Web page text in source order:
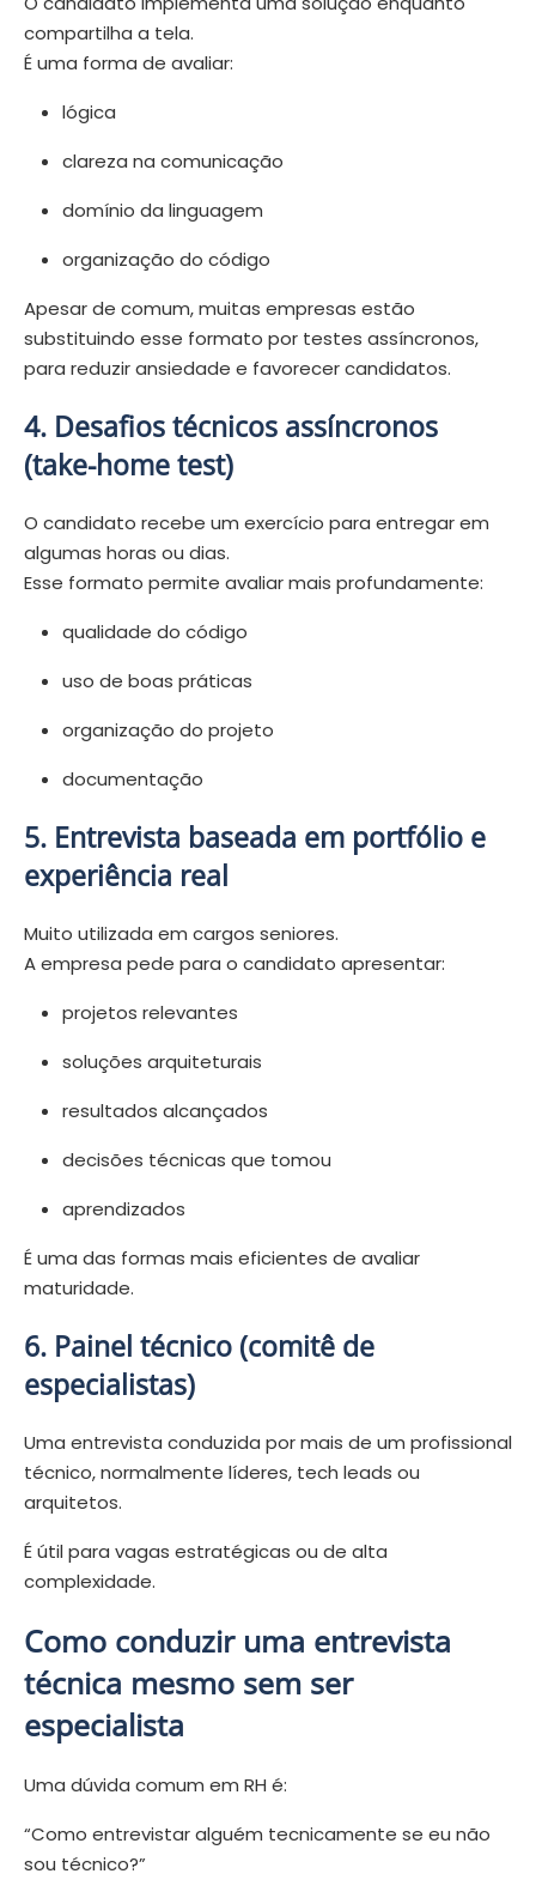
compartilha a tela.
É uma forma de avaliar:
lógica
clareza na comunicação
domínio da linguagem
organização do código
Apesar de comum, muitas empresas estão
substituindo esse formato por testes assíncronos,
para reduzir ansiedade e favorecer candidatos.
4. Desafios técnicos assíncronos
(take-home test)
O candidato recebe um exercício para entregar em
algumas horas ou dias.
Esse formato permite avaliar mais profundamente:
qualidade do código
uso de boas práticas
organização do projeto
documentação
5. Entrevista baseada em portfólio e
experiência real
Muito utilizada em cargos seniores.
A empresa pede para o candidato apresentar:
projetos relevantes
soluções arquiteturais
resultados alcançados
decisões técnicas que tomou
aprendizados
É uma das formas mais eficientes de avaliar
maturidade.
6. Painel técnico (comitê de
especialistas)
Uma entrevista conduzida por mais de um profissional
técnico, normalmente líderes, tech leads ou
arquitetos.
É útil para vagas estratégicas ou de alta
complexidade.
Como conduzir uma entrevista
técnica mesmo sem ser
especialista
Uma dúvida comum em RH é:
“Como entrevistar alguém tecnicamente se eu não
sou técnico?”